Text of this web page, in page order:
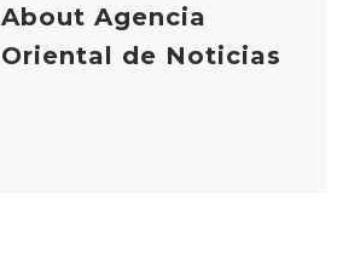
About Agencia
Oriental de Noticias